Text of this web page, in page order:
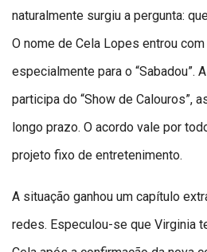
naturalmente surgiu a pergunta:
O nome de Cela Lopes entrou
especialmente para o “Sabadou”.
participa do “Show de Calouros”,
longo prazo. O acordo vale por
projeto fixo de entretenimento.
A situação ganhou um capítulo
redes. Especulou-se que Virginia